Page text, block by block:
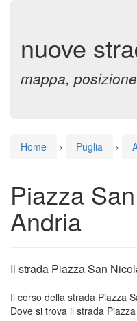
nuove
mappa,
Home › Puglia ›
Piazza
Andria
Il strada Piazza San
Il corso della strada Piazza
Dove si trova il strada